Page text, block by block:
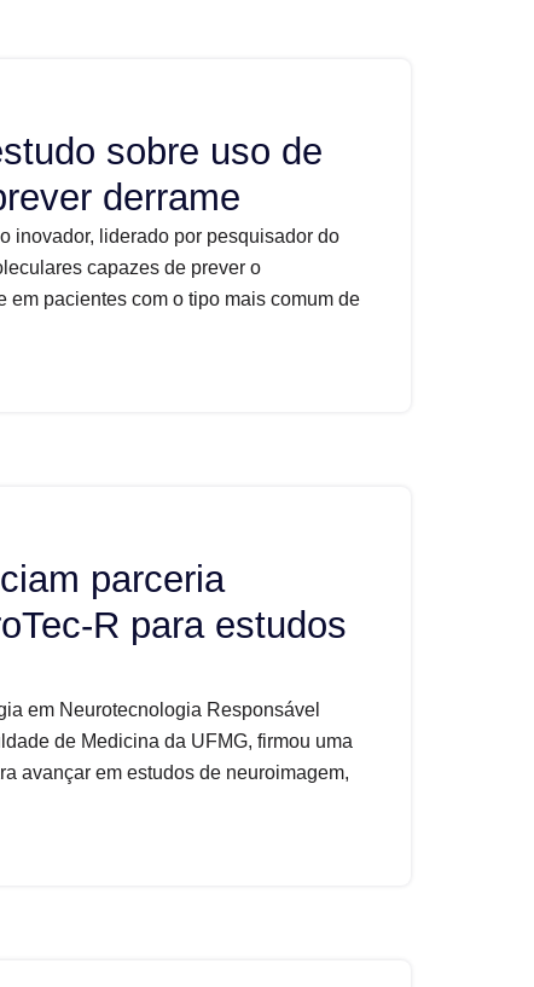
sobre uso de
derrame
inovador, liderado por pesquisador do
capazes de prever o
pacientes com o tipo mais comum de
parceria
R para estudos
em Neurotecnologia Responsável
de Medicina da UFMG, firmou uma
avançar em estudos de neuroimagem,